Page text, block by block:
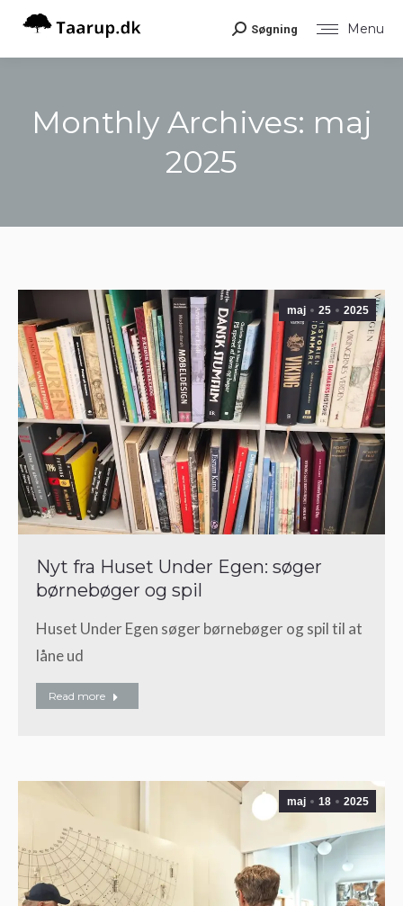
Menu
Search:
Søgning
Monthly Archives: maj
2025
maj 25 2025
Nyt fra Huset Under Egen: søger
børnebøger og spil
Huset Under Egen søger børnebøger og spil til at
låne ud
Read more
maj 18 2025